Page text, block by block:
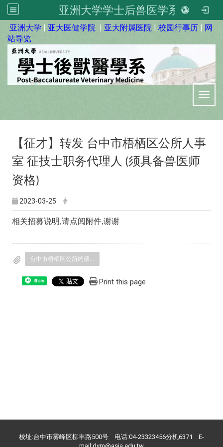
亚洲大学学士后兽医学系
亚洲大学 | 亚大医健学院 | 亚大附属医院 | 校园行事历 | 网
站导览
【征才】转发 台中市梧栖区公所人事
室 征技士职务代理人 (须具备兽医师
资格)
2023-03-25
相关招募说明,请点阅附件,谢谢
Share Print this page
校址:台中市雾峰区柳丰路500号 电话:04-23323456分机6371 E-